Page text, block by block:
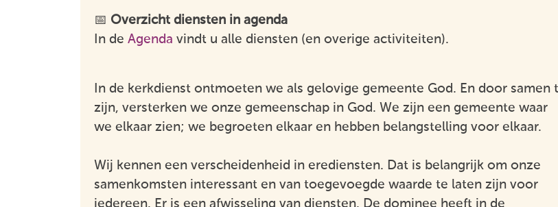
📅 Overzicht diensten in agenda
In de Agenda vindt u alle diensten (en overige activiteiten).
In de kerkdienst ontmoeten we als gelovige gemeente God. En door samen
zijn, versterken we onze gemeenschap in God. We zijn een gemeente waar
we elkaar zien; we begroeten elkaar en hebben belangstelling voor elkaar.
Wij kennen een verscheidenheid in erediensten. Dat is belangrijk om onze
samenkomsten interessant en van toegevoegde waarde te laten zijn voor
iedereen. Er is een afwisseling van diensten. De dominee heeft in de